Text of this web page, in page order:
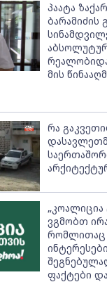
პაატა
ბარამიძის
მის
რა
ვგმობთ
რომლითაც
ფაქტები